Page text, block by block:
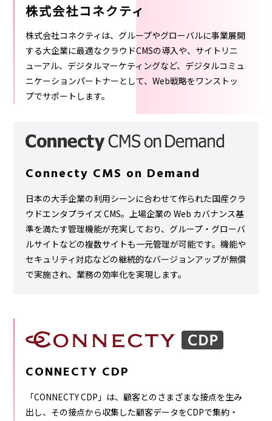
株式会社コネクティ
株式会社コネクティは、グループやグローバルに事業展開
する大企業に最適なクラウドCMSの導入や、サイトリニ
ューアル、デジタルマーケティングなど、デジタルコミュ
ニケーションパートナーとして、Web戦略をワンストッ
プでサポートします。
Connecty CMS on Demand
日本の大手企業の利用シーンに合わせて作られた国産クラ
ウドエンタプライズ CMS。上場企業の Web カバナンス基
準を満たす管理機能が充実しており、グループ・グローバ
ルサイトなどの複数サイトも一元管理が可能です。機能や
セキュリティ対応などの継続的なバージョンアップが無償
で実施され、業務の効率化を実現します。
CONNECTY CDP
「CONNECTY CDP」は、顧客とのさまざまな接点を生み
出し、その接点から収集した顧客データをCDPで集約・